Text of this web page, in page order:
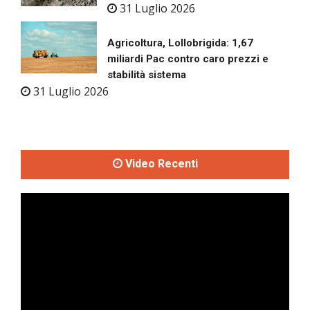
31 Luglio 2026
Agricoltura, Lollobrigida: 1,67
miliardi Pac contro caro prezzi e
stabilità sistema
31 Luglio 2026
Video Recenti